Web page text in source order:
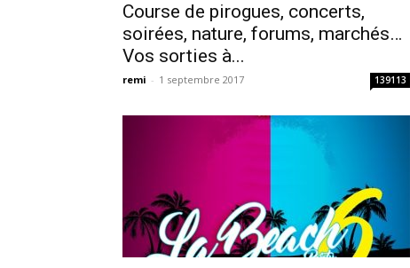
Course de pirogues, concerts,
soirées, nature, forums, marchés…
Vos sorties à...
remi - 1 septembre 2017 139113